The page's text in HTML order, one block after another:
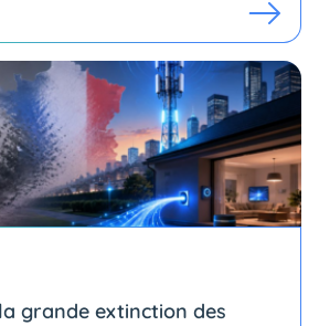
la grande extinction des